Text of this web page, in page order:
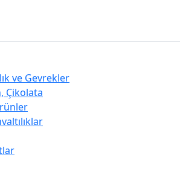
ve Gevrekler
Çikolata